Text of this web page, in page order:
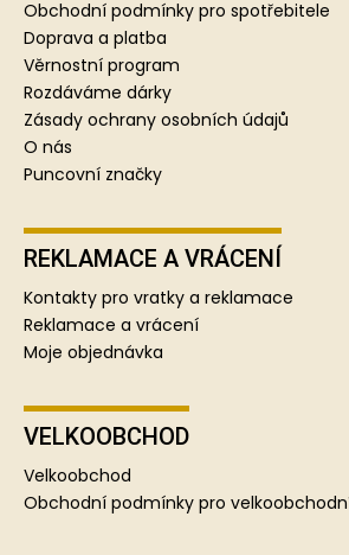
Obchodní podmínky pro spotřebitele
Doprava a platba
Věrnostní program
Rozdáváme dárky
Zásady ochrany osobních údajů
O nás
Puncovní značky
REKLAMACE A VRÁCENÍ
Kontakty pro vratky a reklamace
Reklamace a vrácení
Moje objednávka
VELKOOBCHOD
Velkoobchod
Obchodní podmínky pro